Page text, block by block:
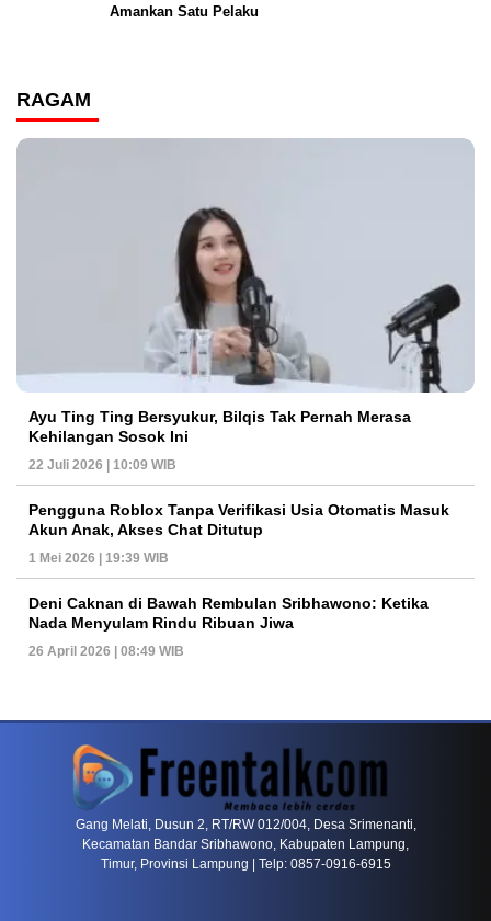
Amankan Satu Pelaku
RAGAM
Ayu Ting Ting Bersyukur, Bilqis Tak Pernah Merasa
Kehilangan Sosok Ini
22 Juli 2026 | 10:09 WIB
Pengguna Roblox Tanpa Verifikasi Usia Otomatis Masuk
Akun Anak, Akses Chat Ditutup
1 Mei 2026 | 19:39 WIB
Deni Caknan di Bawah Rembulan Sribhawono: Ketika
Nada Menyulam Rindu Ribuan Jiwa
26 April 2026 | 08:49 WIB
PETIR800 LOGIN Tren Mobile Entertainment Terus Mendorong
Gang Melati, Dusun 2, RT/RW 012/004, Desa Srimenanti,
Kecamatan Bandar Sribhawono, Kabupaten Lampung,
Timur, Provinsi Lampung | Telp: 0857-0916-6915